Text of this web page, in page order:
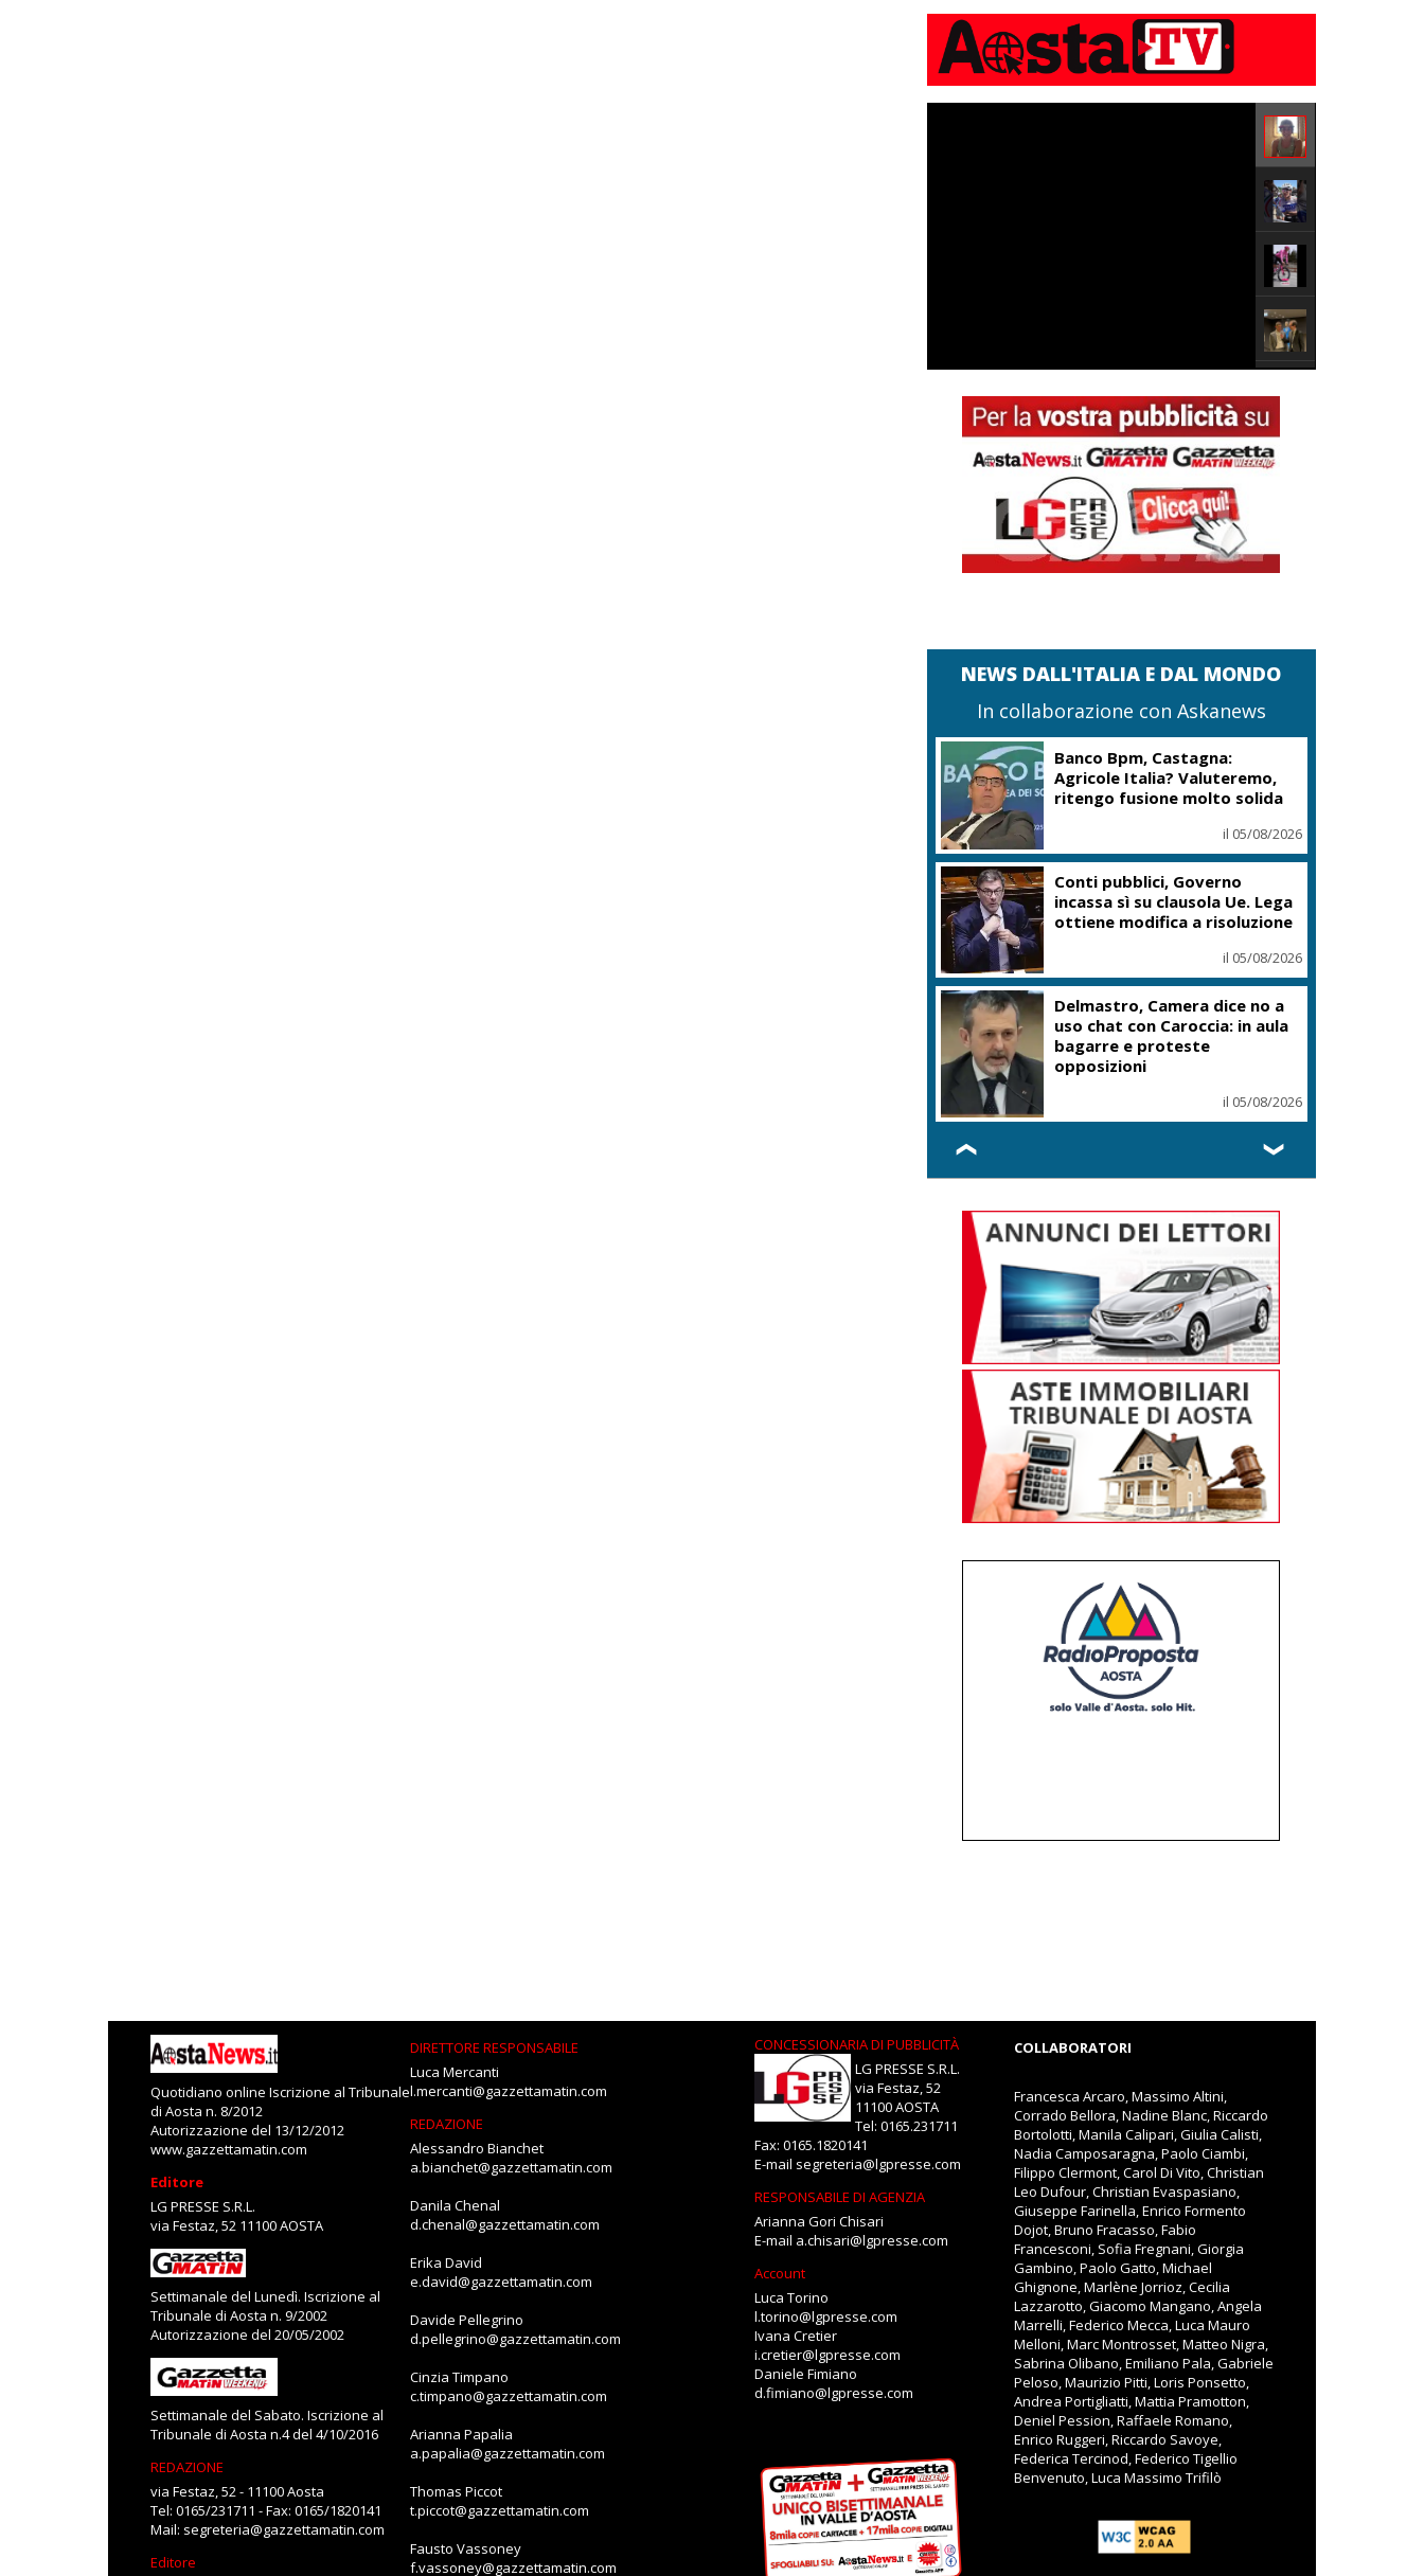
NEWS DALL'ITALIA E DAL MONDO
In collaborazione con Askanews
Banco Bpm, Castagna:
Agricole Italia? Valuteremo,
ritengo fusione molto solida
il 05/08/2026
Conti pubblici, Governo
incassa sì su clausola Ue. Lega
ottiene modifica a risoluzione
il 05/08/2026
Delmastro, Camera dice no a
uso chat con Caroccia: in aula
bagarre e proteste
opposizioni
il 05/08/2026
❮ ❯
Quotidiano online Iscrizione al Tribunale
di Aosta n. 8/2012
Autorizzazione del 13/12/2012
www.gazzettamatin.com
Editore
LG PRESSE S.R.L.
via Festaz, 52 11100 AOSTA
Settimanale del Lunedì. Iscrizione al
Tribunale di Aosta n. 9/2002
Autorizzazione del 20/05/2002
Settimanale del Sabato. Iscrizione al
Tribunale di Aosta n.4 del 4/10/2016
REDAZIONE
via Festaz, 52 - 11100 Aosta
Tel: 0165/231711 - Fax: 0165/1820141
Mail: segreteria@gazzettamatin.com
Editore
DIRETTORE RESPONSABILE
Luca Mercanti
l.mercanti@gazzettamatin.com
REDAZIONE
Alessandro Bianchet
a.bianchet@gazzettamatin.com
Danila Chenal
d.chenal@gazzettamatin.com
Erika David
e.david@gazzettamatin.com
Davide Pellegrino
d.pellegrino@gazzettamatin.com
Cinzia Timpano
c.timpano@gazzettamatin.com
Arianna Papalia
a.papalia@gazzettamatin.com
Thomas Piccot
t.piccot@gazzettamatin.com
Fausto Vassoney
f.vassoney@gazzettamatin.com
CONCESSIONARIA DI PUBBLICITÀ
LG PRESSE S.R.L.
via Festaz, 52
11100 AOSTA
Tel: 0165.231711
Fax: 0165.1820141
E-mail segreteria@lgpresse.com
RESPONSABILE DI AGENZIA
Arianna Gori Chisari
E-mail a.chisari@lgpresse.com
Account
Luca Torino
l.torino@lgpresse.com
Ivana Cretier
i.cretier@lgpresse.com
Daniele Fimiano
d.fimiano@lgpresse.com
COLLABORATORI
Francesca Arcaro, Massimo Altini,
Corrado Bellora, Nadine Blanc, Riccardo
Bortolotti, Manila Calipari, Giulia Calisti,
Nadia Camposaragna, Paolo Ciambi,
Filippo Clermont, Carol Di Vito, Christian
Leo Dufour, Christian Evaspasiano,
Giuseppe Farinella, Enrico Formento
Dojot, Bruno Fracasso, Fabio
Francesconi, Sofia Fregnani, Giorgia
Gambino, Paolo Gatto, Michael
Ghignone, Marlène Jorrioz, Cecilia
Lazzarotto, Giacomo Mangano, Angela
Marrelli, Federico Mecca, Luca Mauro
Melloni, Marc Montrosset, Matteo Nigra,
Sabrina Olibano, Emiliano Pala, Gabriele
Peloso, Maurizio Pitti, Loris Ponsetto,
Andrea Portigliatti, Mattia Pramotton,
Deniel Pession, Raffaele Romano,
Enrico Ruggeri, Riccardo Savoye,
Federica Tercinod, Federico Tigellio
Benvenuto, Luca Massimo Trifilò